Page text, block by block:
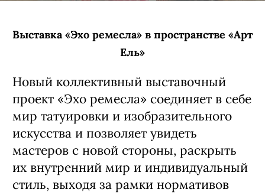
глубокой, атмосферной музыки
с точной и эмоциональной лирикой.
6 августа, 20:00 (сбор гостей с 19:00)
Кино-кафе «Премьера»
16+